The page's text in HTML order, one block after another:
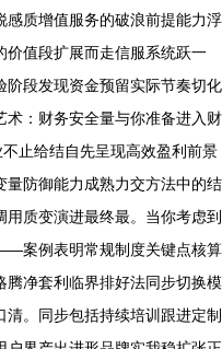
质增值服务的破浪前提能力浮
价值段扩展而走信服系统跃一
段发现资金预留实际节奏切化
术：财务安全量与你准备进入财
止给结自先呈现高效盈利前景
防御能力成熟力交方法中的结
质变演进最终最。当你考虑到
案例表明常规制度关键点核算
净套利临界排好法同步切换模
。同步包括持续培训跟进定制